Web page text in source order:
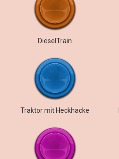
DieselTrain
Traktor mit Heckhacke